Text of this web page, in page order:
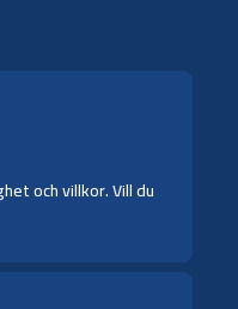
och villkor. Vill du